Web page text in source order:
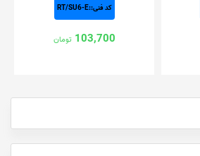
کد فنی::RT/SU6-E
103,700 تومان